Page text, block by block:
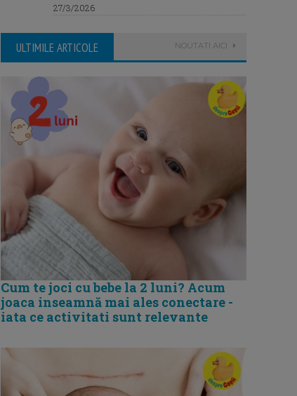
27/3/2026
ULTIMILE ARTICOLE NOUTATI AICI
Cum te joci cu bebe la 2 luni? Acum
joaca inseamnă mai ales conectare -
iata ce activitati sunt relevante